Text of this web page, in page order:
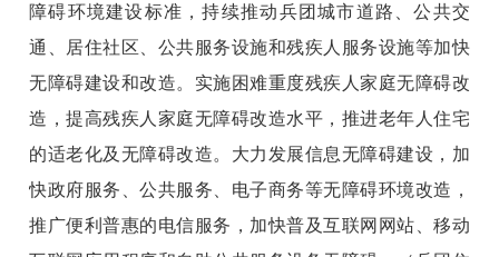
障碍环境建设标准，持续推动兵团城市道路、公共交
通、居住社区、公共服务设施和残疾人服务设施等加快
无障碍建设和改造。实施困难重度残疾人家庭无障碍改
造，提高残疾人家庭无障碍改造水平，推进老年人住宅
的适老化及无障碍改造。大力发展信息无障碍建设，加
快政府服务、公共服务、电子商务等无障碍环境改造，
推广便利普惠的电信服务，加快普及互联网网站、移动